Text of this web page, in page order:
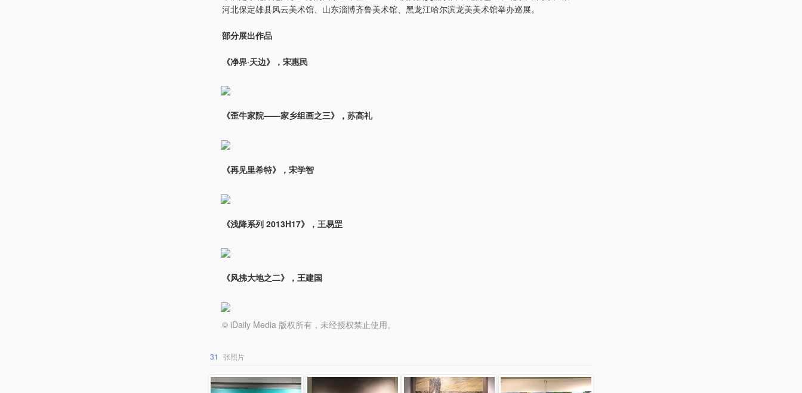
河北保定雄县风云美术馆、山东淄博齐鲁美术馆、黑龙江哈尔滨龙美美术馆举办巡展。
部分展出作品
《净界·天边》，宋惠民
《歪牛家院——家乡组画之三》，苏高礼
《再见里希特》，宋学智
《浅降系列 2013H17》，王易罡
《风拂大地之二》，王建国
© iDaily Media 版权所有，未经授权禁止使用。
31 张照片